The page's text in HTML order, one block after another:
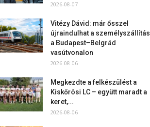
2026-08-07
Vitézy Dávid: már ősszel
újraindulhat a személyszállítás
a Budapest–Belgrád
vasútvonalon
2026-08-06
Megkezdte a felkészülést a
Kiskőrösi LC – együtt maradt a
keret,...
2026-08-06